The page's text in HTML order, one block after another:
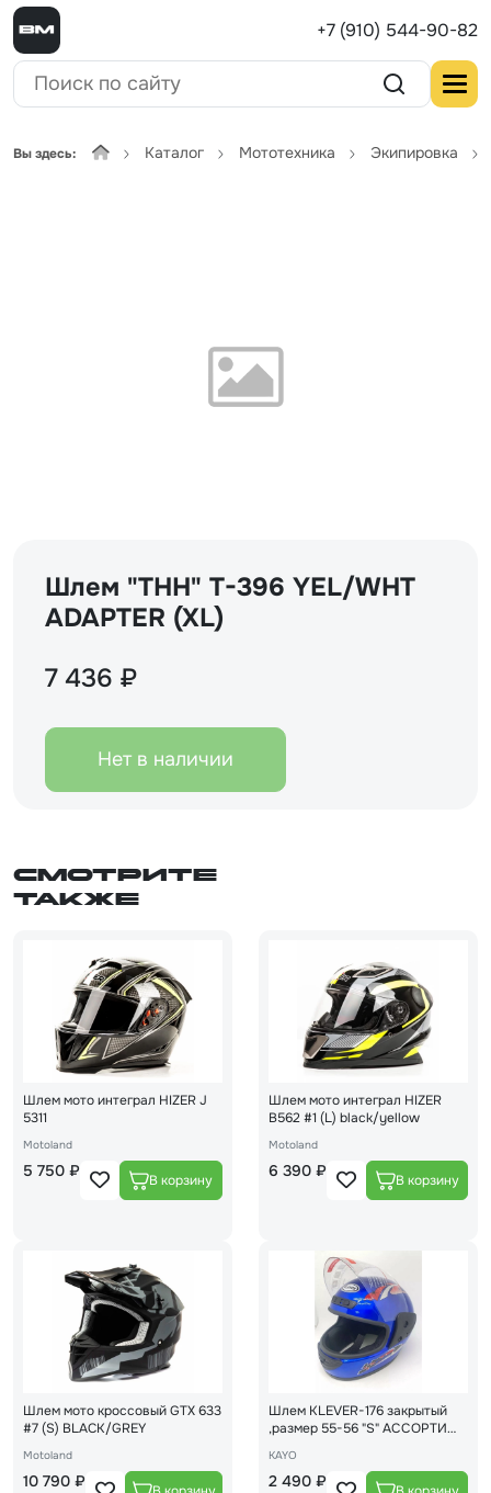
+7 (910) 544-90-82
Вы здесь: Каталог Мототехника Экипировка
Шлем "THH" T-396 YEL/WHT
ADAPTER (XL)
7 436 ₽
Нет в наличии
Смотрите
также
Шлем мото интеграл HIZER J
5311
Motoland
5 750 ₽
Шлем мото интеграл HIZER
B562 #1 (L) black/yellow
Motoland
6 390 ₽
Шлем мото кроссовый GTX 633
#7 (S) BLACK/GREY
Motoland
10 790 ₽
Шлем KLEVER-176 закрытый
,размер 55-56 "S" АССОРТИ
KAYO
2 490 ₽